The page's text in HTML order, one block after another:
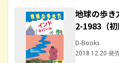
地球の歩き
2-1983（初
D-Books
2018.12.20 発